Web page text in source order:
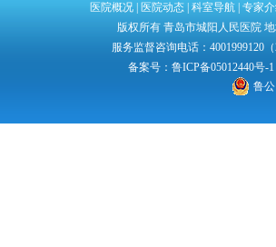
医院概况| 医院动态| 科室导航| 专家
版权所有 青岛市城阳人民医院
服务监督咨询电话：4001999120
备案号： 鲁ICP备05012440号-1
鲁公